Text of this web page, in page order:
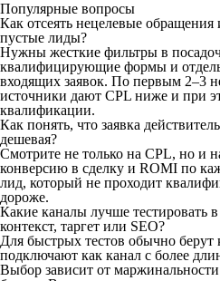
Популярные вопросы
Как отсеять нецелевые
пустые лиды?
Нужны жесткие фильтры в
квалифицирующие формы и
входящих заявок. По первым 2–3
источники дают CPL ниже и при
квалификации.
Как понять, что заявка
дешевая?
Смотрите не только на CPL, но и
конверсию в сделку и ROMI по
лид, который не проходит
дороже.
Какие каналы лучше тестировать
контекст, таргет или SEO?
Для быстрых тестов обычно берут
подключают как канал с более
Выбор зависит от маржинальности